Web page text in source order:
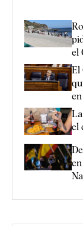
el
El
el